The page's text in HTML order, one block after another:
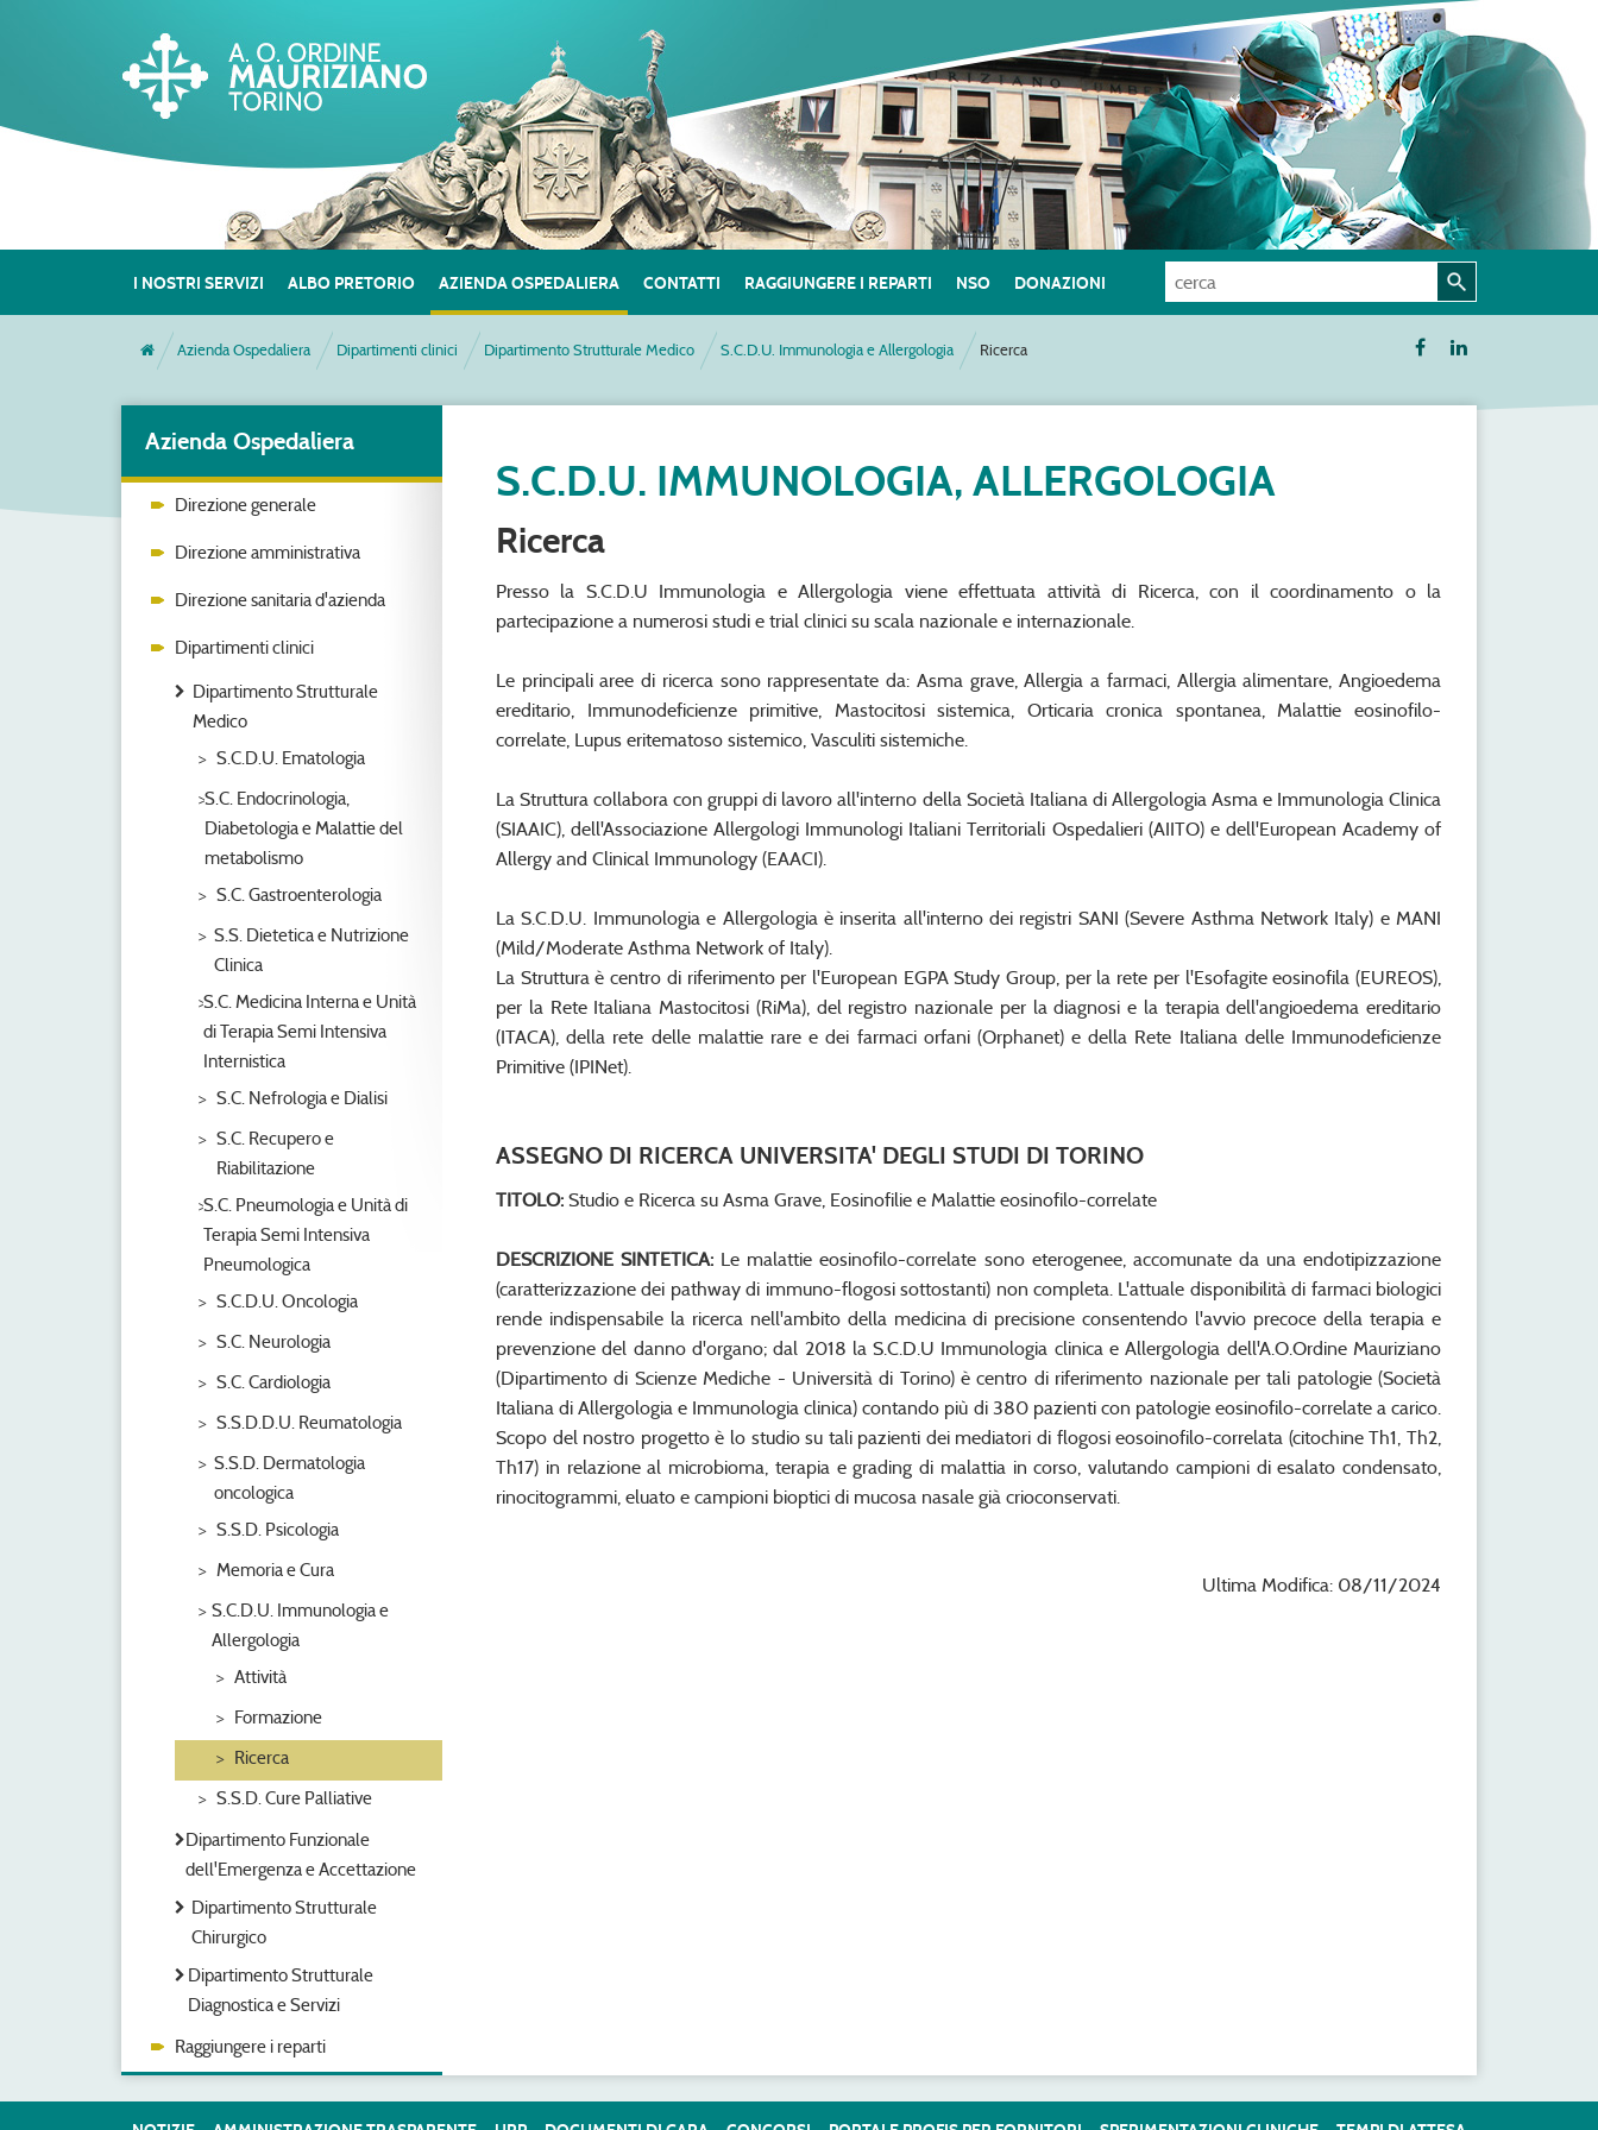
I NOSTRI SERVIZI ALBO PRETORIO AZIENDA OSPEDALIERA CONTATTI RAGGIUNGERE I REPARTI NSO DONAZIONI
Azienda Ospedaliera Dipartimenti clinici Dipartimento Strutturale Medico S.C.D.U. Immunologia e Allergologia Ricerca
Azienda Ospedaliera
Direzione generale
Direzione amministrativa
Direzione sanitaria d'azienda
Dipartimenti clinici
Dipartimento Strutturale
Medico
S.C.D.U. Ematologia
S.C. Endocrinologia,
Diabetologia e Malattie del
metabolismo
S.C. Gastroenterologia
S.S. Dietetica e Nutrizione
Clinica
S.C. Medicina Interna e Unità
di Terapia Semi Intensiva
Internistica
S.C. Nefrologia e Dialisi
S.C. Recupero e
Riabilitazione
S.C. Pneumologia e Unità di
Terapia Semi Intensiva
Pneumologica
S.C.D.U. Oncologia
S.C. Neurologia
S.C. Cardiologia
S.S.D.D.U. Reumatologia
S.S.D. Dermatologia
oncologica
S.S.D. Psicologia
Memoria e Cura
S.C.D.U. Immunologia e
Allergologia
Attività
Formazione
Ricerca
S.S.D. Cure Palliative
Dipartimento Funzionale
dell'Emergenza e Accettazione
Dipartimento Strutturale
Chirurgico
Dipartimento Strutturale
Diagnostica e Servizi
Raggiungere i reparti
S.C.D.U. IMMUNOLOGIA, ALLERGOLOGIA
Ricerca
Presso la S.C.D.U Immunologia e Allergologia viene effettuata attività di Ricerca, con il coordinamento o la
partecipazione a numerosi studi e trial clinici su scala nazionale e internazionale.
Le principali aree di ricerca sono rappresentate da: Asma grave, Allergia a farmaci, Allergia alimentare, Angioedema
ereditario, Immunodeficienze primitive, Mastocitosi sistemica, Orticaria cronica spontanea, Malattie eosinofilo-
correlate, Lupus eritematoso sistemico, Vasculiti sistemiche.
La Struttura collabora con gruppi di lavoro all'interno della Società Italiana di Allergologia Asma e Immunologia Clinica
(SIAAIC), dell'Associazione Allergologi Immunologi Italiani Territoriali Ospedalieri (AIITO) e dell'European Academy of
Allergy and Clinical Immunology (EAACI).
La S.C.D.U. Immunologia e Allergologia è inserita all'interno dei registri SANI (Severe Asthma Network Italy) e MANI
(Mild/Moderate Asthma Network of Italy).
La Struttura è centro di riferimento per l'European EGPA Study Group, per la rete per l'Esofagite eosinofila (EUREOS),
per la Rete Italiana Mastocitosi (RiMa), del registro nazionale per la diagnosi e la terapia dell'angioedema ereditario
(ITACA), della rete delle malattie rare e dei farmaci orfani (Orphanet) e della Rete Italiana delle Immunodeficienze
Primitive (IPINet).
ASSEGNO DI RICERCA UNIVERSITA' DEGLI STUDI DI TORINO
TITOLO: Studio e Ricerca su Asma Grave, Eosinofilie e Malattie eosinofilo-correlate
DESCRIZIONE SINTETICA: Le malattie eosinofilo-correlate sono eterogenee, accomunate da una endotipizzazione
(caratterizzazione dei pathway di immuno-flogosi sottostanti) non completa. L'attuale disponibilità di farmaci biologici
rende indispensabile la ricerca nell'ambito della medicina di precisione consentendo l'avvio precoce della terapia e
prevenzione del danno d'organo; dal 2018 la S.C.D.U Immunologia clinica e Allergologia dell'A.O.Ordine Mauriziano
(Dipartimento di Scienze Mediche - Università di Torino) è centro di riferimento nazionale per tali patologie (Società
Italiana di Allergologia e Immunologia clinica) contando più di 380 pazienti con patologie eosinofilo-correlate a carico.
Scopo del nostro progetto è lo studio su tali pazienti dei mediatori di flogosi eosoinofilo-correlata (citochine Th1, Th2,
Th17) in relazione al microbioma, terapia e grading di malattia in corso, valutando campioni di esalato condensato,
rinocitogrammi, eluato e campioni bioptici di mucosa nasale già crioconservati.
Ultima Modifica: 08/11/2024